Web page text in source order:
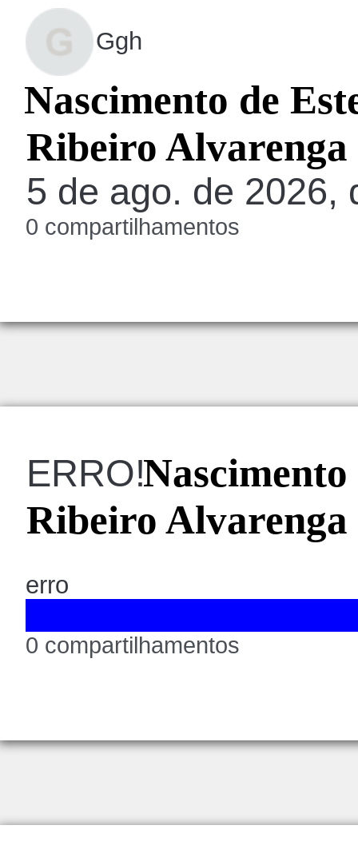
Ggh
Nascimento de
Ribeiro Alvarenga
5 de ago. de 2026,
0 compartilhamentos
ERRO!Nascimento
Ribeiro Alvarenga
erro
0 compartilhamentos